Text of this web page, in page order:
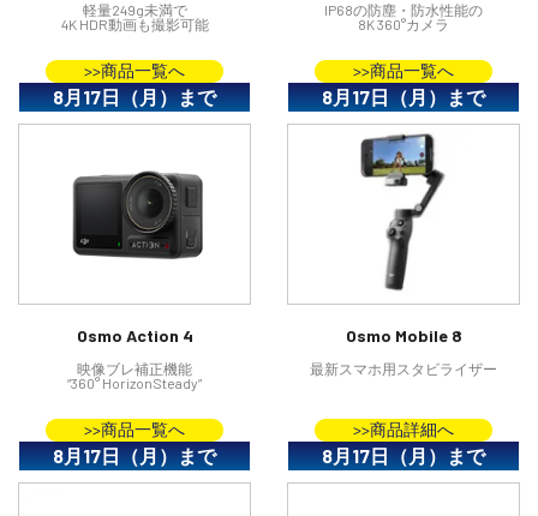
SEKIDO 会社概要
軽量249g未満で
4K HDR動画も撮影可能
>>商品一覧へ
IP68の防塵・防水性能の
8K 360°カメラ
>>商品一覧へ
8月17日（月）まで
Osmo Action 4
映像ブレ補正機能
“360° HorizonSteady”
>>商品一覧へ
8月17日（月）まで
Osmo Mobile 8
最新スマホ用スタビライザー
>>商品詳細へ
8月17日（月）まで 8月17日（月）まで